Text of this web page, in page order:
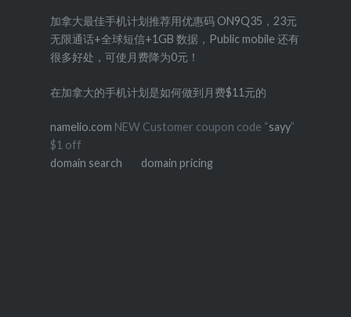
加拿大最佳手机计划推荐用优惠码 ON9Q35，23元
无限通话+全球短信+1GB 数据，Public mobile 还有
很多好处，可使月费降为0元！
在加拿大的手机计划是如何做到月费$11元的
namelio.com NEW Customer coupon code “sayy”
$1 off
domain search
domain pricing